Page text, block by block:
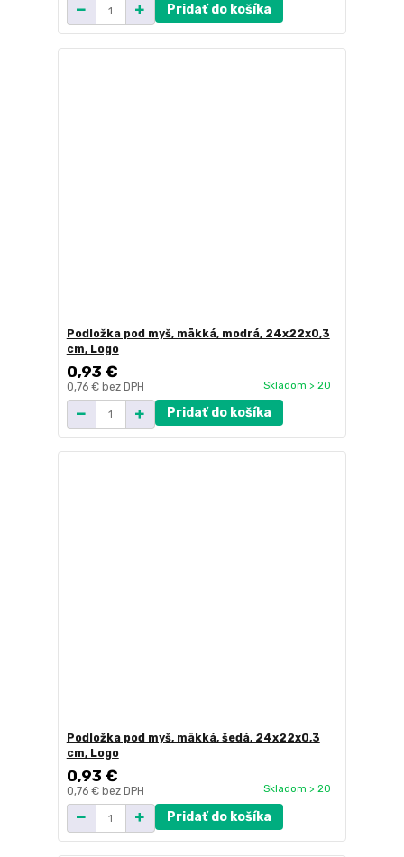
Pridať do košíka
Podložka pod myš, mäkká, modrá, 24x22x0,3
cm, Logo
0,93 €
0,76 € bez DPH Skladom > 20
Pridať do košíka
Podložka pod myš, mäkká, šedá, 24x22x0,3
cm, Logo
0,93 €
0,76 € bez DPH Skladom > 20
Pridať do košíka